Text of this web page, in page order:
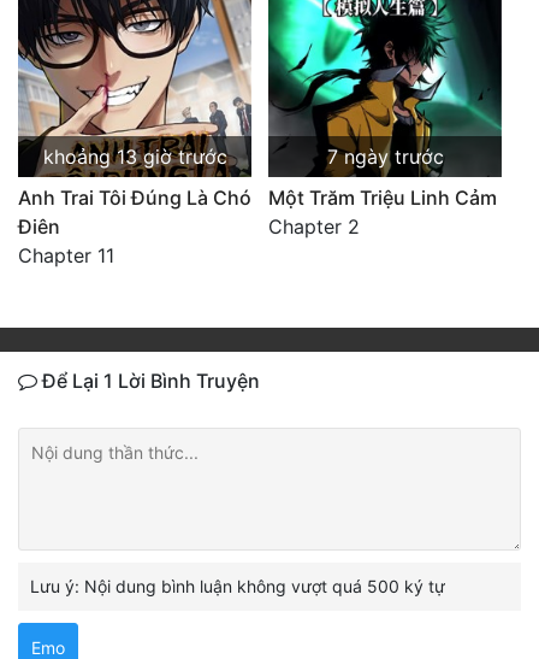
khoảng 13 giờ trước
Anh Trai Tôi Đúng Là Chó
Điên
Chapter 11
7 ngày trước
Một Trăm Triệu Linh Cảm
Chapter 2
Để Lại 1 Lời Bình Truyện
Lưu ý: Nội dung bình luận không vượt quá 500 ký tự
Emo